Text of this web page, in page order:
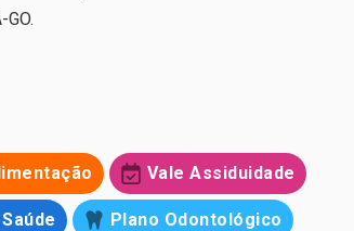
Vale Assiduidade
Plano Odontológico